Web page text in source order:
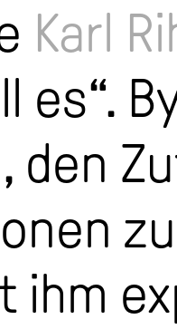
Karl
es“.
den
ihm